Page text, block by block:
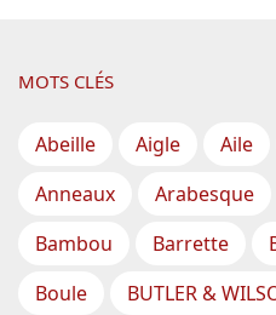
MOTS CLÉS
Abeille Aigle Aile
Anneaux
Arabesque
Bambou
Barrette
Boule
BUTLER &